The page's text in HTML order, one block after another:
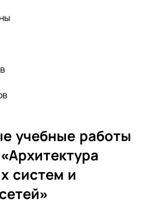
учебные работы
систем и